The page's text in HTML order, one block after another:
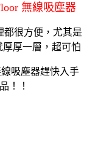
無線吸塵器
都很方便，尤其是
厚一層，超可怕
線吸塵器趕快入手
！！